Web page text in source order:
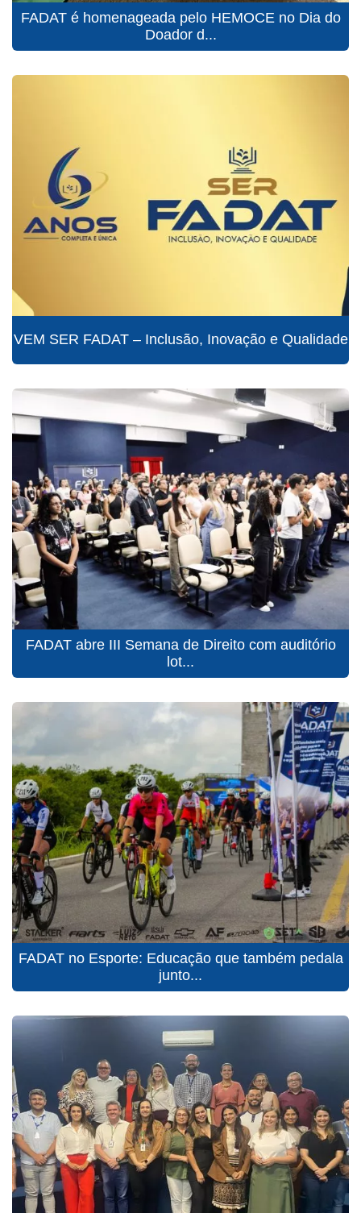
FADAT é homenageada pelo HEMOCE no Dia do
Doador d...
VEM SER FADAT – Inclusão, Inovação e Qualidade
FADAT abre III Semana de Direito com auditório
lot...
FADAT no Esporte: Educação que também pedala
junto...